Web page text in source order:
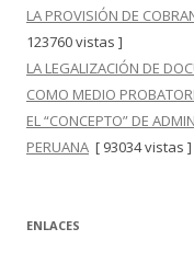
LA PROVISIÓN DE
123760 vistas ]
LA LEGALIZACIÓN DE
COMO MEDIO
EL “CONCEPTO” DE
PERUANA [ 93034 vistas ]
ENLACES